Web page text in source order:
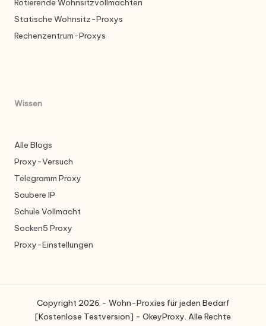
Rotierende Wohnsitzvollmachten
Statische Wohnsitz-Proxys
Rechenzentrum-Proxys
Wissen
Alle Blogs
Proxy-Versuch
Telegramm Proxy
Saubere IP
Schule Vollmacht
Socken5 Proxy
Proxy-Einstellungen
Copyright 2026 - Wohn-Proxies für jeden Bedarf
[Kostenlose Testversion] - OkeyProxy. Alle Rechte